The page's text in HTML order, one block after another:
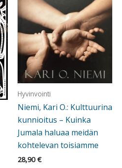
Hyvinvointi
Niemi, Kari O.: Kulttuurina
kunnioitus – Kuinka
Jumala haluaa meidän
kohtelevan toisiamme
28,90€